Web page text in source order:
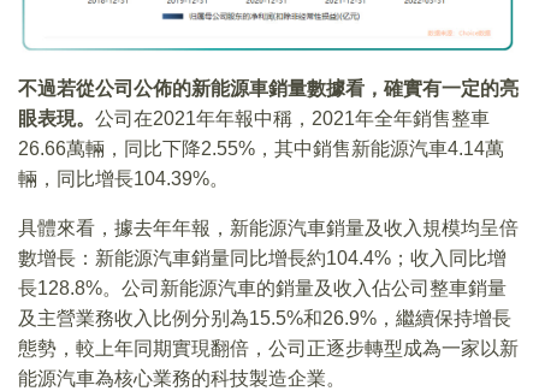
不過若從公司公佈的新能源車銷量數據看，確實有一定的亮
眼表現。 公司在2021年年報中稱，2021年全年銷售整車
26.66萬輛，同比下降2.55%，其中銷售新能源汽車4.14萬
輛，同比增長104.39%。
具體來看，據去年年報，新能源汽車銷量及收入規模均呈倍
數增長：新能源汽車銷量同比增長約104.4%；收入同比增
長128.8%。公司新能源汽車的銷量及收入佔公司整車銷量
及主營業務收入比例分别為15.5%和26.9%，繼續保持增長
態勢，較上年同期實現翻倍，公司正逐步轉型成為一家以新
能源汽車為核心業務的科技製造企業。